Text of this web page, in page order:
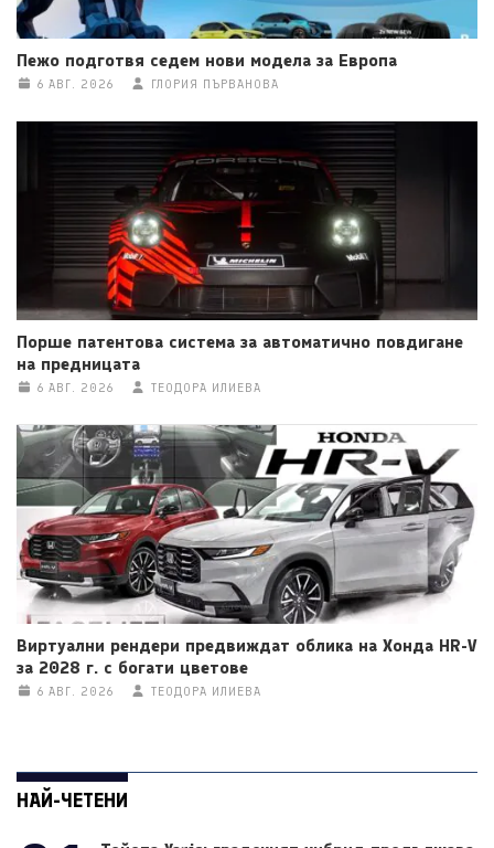
Пежо подготвя седем нови модела за Европа
6 АВГ. 2026 ГЛОРИЯ ПЪРВАНОВА
Порше патентова система за автоматично повдигане
на предницата
6 АВГ. 2026 ТЕОДОРА ИЛИЕВА
Виртуални рендери предвиждат облика на Хонда HR-V
за 2028 г. с богати цветове
6 АВГ. 2026 ТЕОДОРА ИЛИЕВА
НАЙ-ЧЕТЕНИ